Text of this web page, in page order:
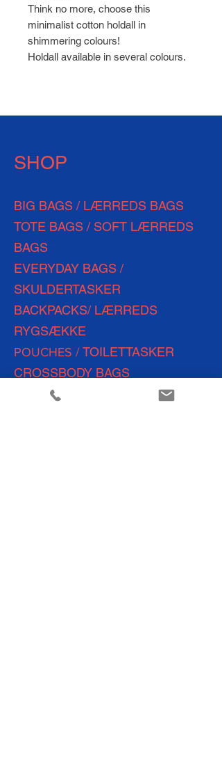
Think no more, choose this
minimalist cotton holdall in
shimmering colours!
Holdall available in several colours.
SHOP
BIG BAGS / LÆRREDS BAGS
TOTE BAGS / SOFT LÆRREDS
BAGS
EVERYDAY BAGS /
SKULDERTASKER
BACKPACKS/ LÆRREDS
RYGSÆKKE
POUCHES / TOILETTASKER
CROSSBODY BAGS
WEEKEND BAGS